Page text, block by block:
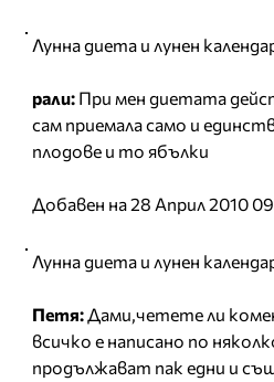
Лунна диета и лунен
рали: При мен диетата
сам приемала само и
плодове и то ябълки
Добавен на 28 Април 2010
Лунна диета и лунен
Петя:Дами,четете ли
всичко е написано по
продължават пак едни и